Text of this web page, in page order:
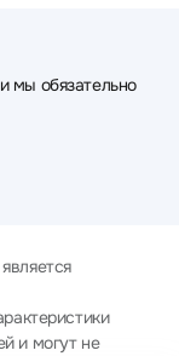
мы обязательно
и могут не